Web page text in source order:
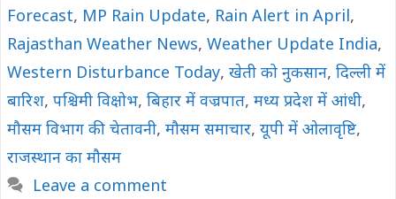
Forecast, MP Rain Update, Rain Alert in April,
Rajasthan Weather News, Weather Update India,
Western Disturbance Today, खेती को नुकसान, दिल्ली में
बारिश, पश्चिमी विक्षोभ, बिहार में वज्रपात, मध्य प्रदेश में आंधी,
मौसम विभाग की चेतावनी, मौसम समाचार, यूपी में ओलावृष्टि,
राजस्थान का मौसम
Leave a comment